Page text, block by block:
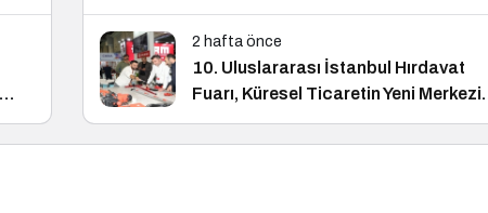
2 hafta önce
10. Uluslararası İstanbul Hırdavat
Fuarı, Küresel Ticaretin Yeni Merkezi
Olmaya Hazırlanıyor